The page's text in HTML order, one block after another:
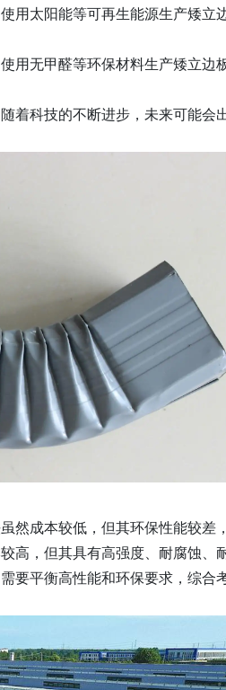
太阳能等可再生能源生产矮立
无甲醛等环保材料生产矮立
科技的不断进步，未来可能
然成本较低，但其环保性能较
，但其具有高强度、耐腐蚀
平衡高性能和环保要求，综合